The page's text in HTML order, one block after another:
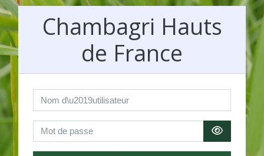
Passer au contenu principal
Chambagri Hauts
de France
Nom d’utilisateur
Mot de passe